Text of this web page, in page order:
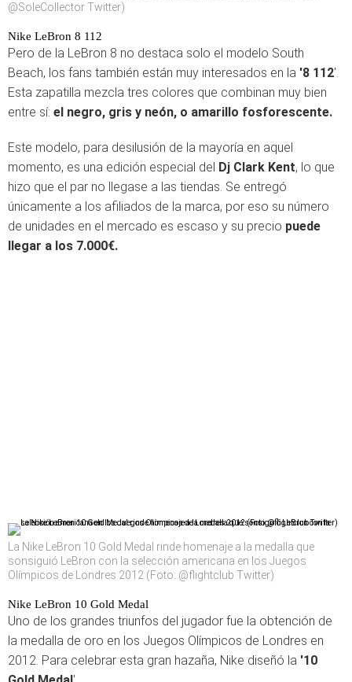
@SoleCollector Twitter)
Nike LeBron 8 112
Pero de la LeBron 8 no destaca solo el modelo South
Beach, los fans también están muy interesados en la '8 112'.
Esta zapatilla mezcla tres colores que combinan muy bien
entre sí: el negro, gris y neón, o amarillo fosforescente.
Este modelo, para desilusión de la mayoría en aquel
momento, es una edición especial del Dj Clark Kent, lo que
hizo que el par no llegase a las tiendas. Se entregó
únicamente a los afiliados de la marca, por eso su número
de unidades en el mercado es escaso y su precio puede
llegar a los 7.000€.
La Nike LeBron 10 Gold Medal rinde homenaje a la medalla que
sonsiguió LeBron con la selección americana en los Juegos
Olímpicos de Londres 2012 (Foto: @flightclub Twitter)
Nike LeBron 10 Gold Medal
Uno de los grandes triunfos del jugador fue la obtención de
la medalla de oro en los Juegos Olímpicos de Londres en
2012. Para celebrar esta gran hazaña, Nike diseñó la '10